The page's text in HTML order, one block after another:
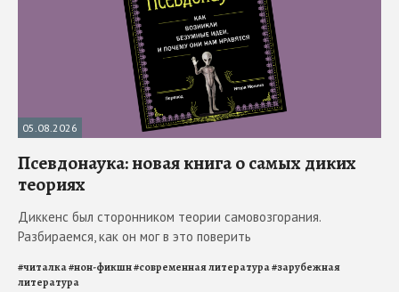
05.08.2026
Псевдонаука: новая книга о самых диких
теориях
Диккенс был сторонником теории самовозгорания.
Разбираемся, как он мог в это поверить
#читалка#нон-фикшн#современная литература#зарубежная
литература